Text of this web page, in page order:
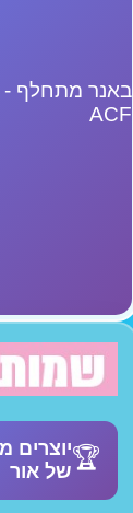
באנר מתחלף -
ACF
יוצרים
של אור